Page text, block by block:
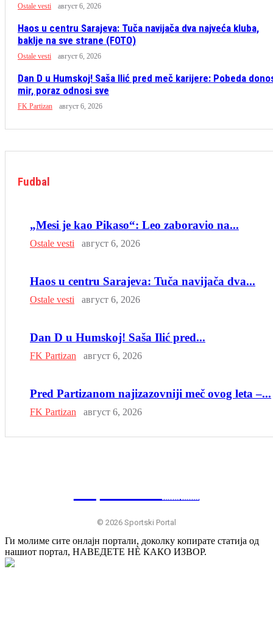
Ostale vesti август 6, 2026
Haos u centru Sarajeva: Tuča navijača dva najveća kluba,
baklje na sve strane (FOTO)
Ostale vesti август 6, 2026
Dan D u Humskoj! Saša Ilić pred meč karijere: Pobeda
mir, poraz odnosi sve
FK Partizan август 6, 2026
Fudbal
„Mesi je kao Pikaso“: Leo zaboravio na...
Ostale vesti август 6, 2026
Haos u centru Sarajeva: Tuča navijača dva...
Ostale vesti август 6, 2026
Dan D u Humskoj! Saša Ilić pred...
FK Partizan август 6, 2026
Pred Partizanom najizazovniji meč ovog leta –...
FK Partizan август 6, 2026
© 2026 Sportski Portal
Ги молиме сите онлајн портали, доколку копирате статија од
нашиот портал, НАВЕДЕТЕ НÈ КАКО ИЗВОР.